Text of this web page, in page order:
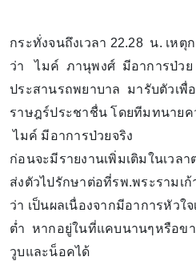
กระทั่งจนถึงเวลา 22.28 น. เห
ว่า ไมค์ ภานุพงศ์ มีอาการป่วย
ประสานรถพยาบาล มารับตัวเพื่
ราษฎร์ประชาชื่น โดยทีมทนาย
ไมค์ มีอาการป่วยจริง
ก่อนจะมีรายงานเพิ่มเติมในเว
ส่งตัวไปรักษาต่อที่รพ.พระรามเ
ว่า เป็นผลเนื่องจากมีอาการหัวใ
ต่ำ หากอยู่ในที่แคบนานๆหรือข
วูบและน็อคได้